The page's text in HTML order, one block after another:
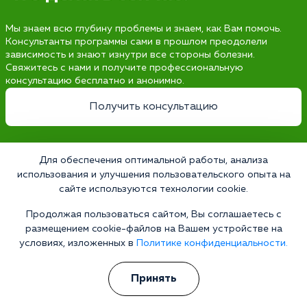
Мы знаем всю глубину проблемы и знаем, как Вам помочь.
Консультанты программы сами в прошлом преодолели
зависимость и знают изнутри все стороны болезни.
Свяжитесь с нами и получите профессиональную
консультацию бесплатно и анонимно.
Получить консультацию
Наркология 24/7
Наркологическая клиника
Цены
О клинике
Условия проживания
Для обеспечения оптимальной работы, анализа
использования и улучшения пользовательского опыта на
сайте используются технологии cookie.
Продолжая пользоваться сайтом, Вы соглашаетесь с
размещением cookie-файлов на Вашем устройстве на
условиях, изложенных в
Политике конфиденциальности.
Принять